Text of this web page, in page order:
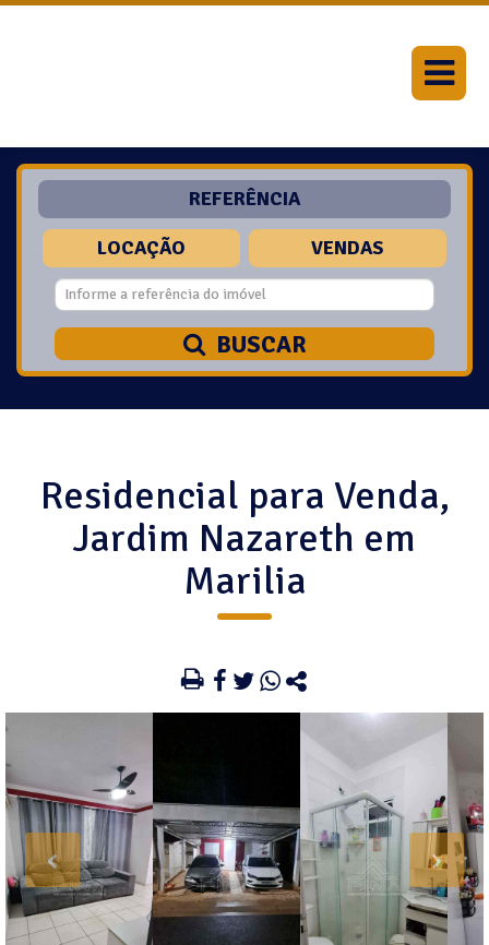
REFERÊNCIA
LOCAÇÃO VENDAS
BUSCAR
Residencial para Venda,
Jardim Nazareth em
Marilia
‹ ›